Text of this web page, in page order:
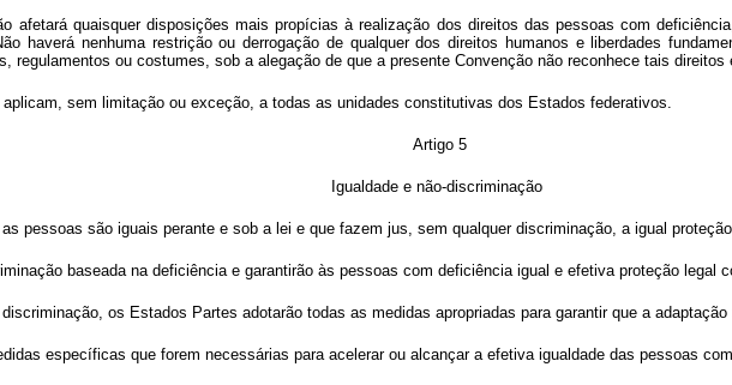
afetará quaisquer disposições mais propícias à realização dos direitos das pessoas com
haverá nenhuma restrição ou derrogação de qualquer dos direitos humanos e liberdades
regulamentos ou costumes, sob a alegação de que a presente Convenção não reconhece tais direitos
sem limitação ou exceção, a todas as unidades constitutivas dos Estados federativos.
Artigo 5
Igualdade e não-discriminação
pessoas são iguais perante e sob a lei e que fazem jus, sem qualquer discriminação, a igual
baseada na deficiência e garantirão às pessoas com deficiência igual e efetiva proteção legal
os Estados Partes adotarão todas as medidas apropriadas para garantir que a adaptação
específicas que forem necessárias para acelerar ou alcançar a efetiva igualdade das pessoas